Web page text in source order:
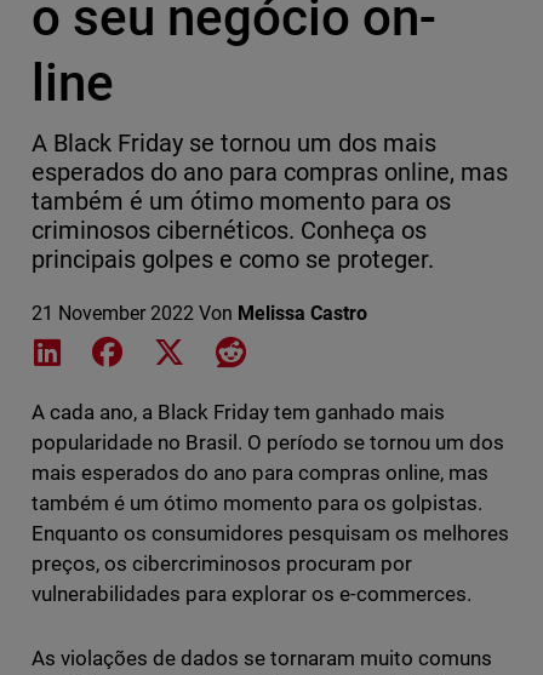
o seu negócio on-
line
A Black Friday se tornou um dos mais
esperados do ano para compras online, mas
também é um ótimo momento para os
criminosos cibernéticos. Conheça os
principais golpes e como se proteger.
21 November 2022 Von Melissa Castro
Share on LinkedIn
Share on Facebook
Share on XShare on Reddit
A cada ano, a Black Friday tem ganhado mais
popularidade no Brasil. O período se tornou um dos
mais esperados do ano para compras online, mas
também é um ótimo momento para os golpistas.
Enquanto os consumidores pesquisam os melhores
preços, os cibercriminosos procuram por
vulnerabilidades para explorar os e-commerces.
As violações de dados se tornaram muito comuns